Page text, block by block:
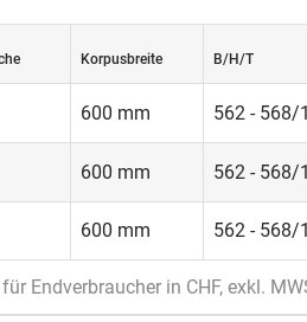
Korpusbreite B/H/T
600 mm 562 - 568/
600 mm 562 - 568/
600 mm 562 - 568/
Endverbraucher in CHF, exkl.